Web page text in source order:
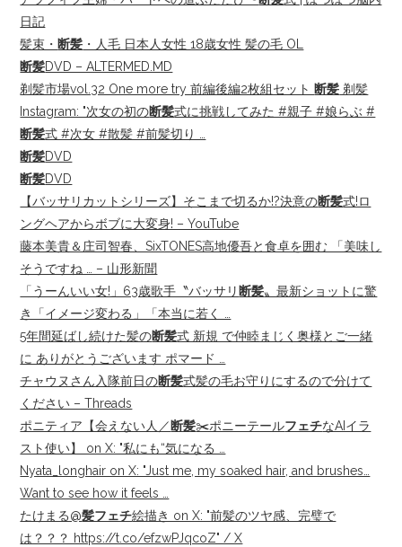
日記
髪束・ 断髪 ・人毛 日本人女性 18歳女性 髪の毛 OL
断髪DVD – ALTERMED.MD
剃髪市場vol.32 One more try 前編後編2枚組セット 断髪 剃髪
Instagram: "次女の初の断髪式に挑戦してみた #親子 #娘らぶ #
断髪式 #次女 #散髪 #前髪切り …
断髪DVD
断髪DVD
【バッサリカットシリーズ】そこまで切るか!?決意の断髪式!ロ
ングヘアからボブに大変身! – YouTube
藤本美貴＆庄司智春、SixTONES高地優吾と食卓を囲む 「美味し
そうですね … – 山形新聞
「うーんいい女!」63歳歌手〝バッサリ 断髪〟最新ショットに驚
き「イメージ変わる」「本当に若く …
5年間延ばし続けた髪の断髪式 新規 で仲睦まじく奥様とご一緒
に ありがとうございます ポマード …
チャウヌさん入隊前日の断髪式髪の毛お守りにするので分けて
ください – Threads
ポニティア【会えない人／ 断髪✂️ポニーテールフェチなAIイラ
スト使い】 on X: "私にも“気になる …
Nyata_longhair on X: "Just me, my soaked hair, and brushes…
Want to see how it feels …
たけまる@髪フェチ絵描き on X: "前髪のツヤ感、完璧で
は？？？ https://t.co/efzwPJqcoZ" / X